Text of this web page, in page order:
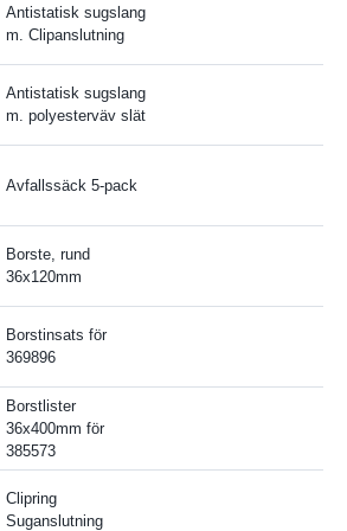
Antistatisk sugslang
m. Clipanslutning
Antistatisk sugslang
m. polyesterväv slät
Avfallssäck 5-pack
Borste, rund
36x120mm
Borstinsats för
369896
Borstlister
36x400mm för
385573
Clipring
Suganslutning